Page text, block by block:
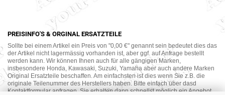
PREISINFO'S & ORGINAL ERSATZTEILE
Sollte bei einem Artikel ein Preis von "0,00 €" genannt sein bedeutet dies das
der Artikel nicht lagermässig vorhanden ist, aber ggf. auf Anfrage bestellt
werden kann. Wir können Ihnen auch für alle gängigen Marken,
insbesondere Honda, Kawasaki, Suzuki, Yamaha aber auch andere Marken
Original Ersatzteile beschaffen. Am einfachsten ist dies wenn Sie z.B. die
originale Teilenummer des Herstellers haben. Bitte einfach über dasd
Kontaktformular anfragen. Sie erhalten dann schnellst möglich ein Angebot